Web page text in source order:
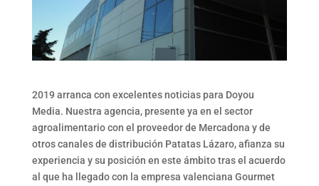
2019 arranca con excelentes noticias para Doyou
Media. Nuestra agencia, presente ya en el sector
agroalimentario con el proveedor de Mercadona y de
otros canales de distribución Patatas Lázaro, afianza su
experiencia y su posición en este ámbito tras el acuerdo
al que ha llegado con la empresa valenciana Gourmet